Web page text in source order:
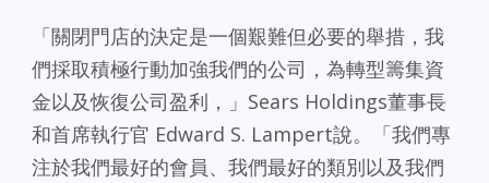
「關閉門店的決定是一個艱難但必要的舉措，我
們採取積極行動加強我們的公司，為轉型籌集資
金以及恢復公司盈利，」Sears Holdings董事長
和首席執行官 Edward S. Lampert說。「我們專
注於我們最好的會員、我們最好的類別以及我們